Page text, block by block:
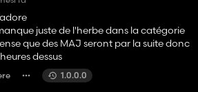
juste de l'herbe dans la catégorie
que des MAJ seront par la suite donc
dessus
1.0.0.0